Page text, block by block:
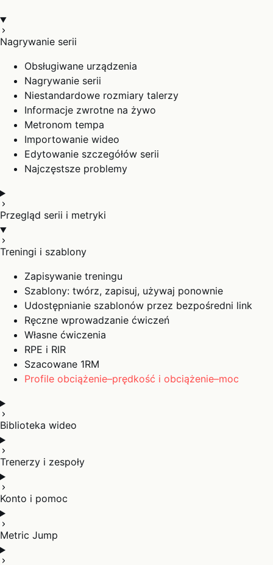
Nagrywanie serii
Obsługiwane urządzenia
Nagrywanie serii
Niestandardowe rozmiary talerzy
Informacje zwrotne na żywo
Metronom tempa
Importowanie wideo
Edytowanie szczegółów serii
Najczęstsze problemy
Przegląd serii i metryki
Treningi i szablony
Zapisywanie treningu
Szablony: twórz, zapisuj, używaj ponownie
Udostępnianie szablonów przez bezpośredni link
Ręczne wprowadzanie ćwiczeń
Własne ćwiczenia
RPE i RIR
Szacowane 1RM
Profile obciążenie–prędkość i obciążenie–moc
Biblioteka wideo
Trenerzy i zespoły
Konto i pomoc
Metric Jump